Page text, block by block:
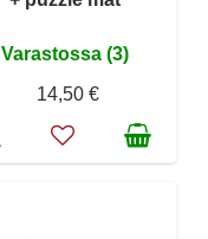
Varastossa (3)
14,50 €